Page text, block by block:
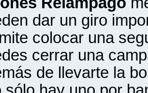
dar un giro
colocar una
cerrar una
de llevarte la